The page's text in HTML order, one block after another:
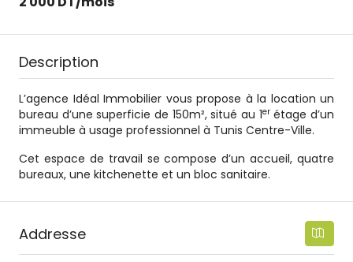
Description
L’agence Idéal Immobilier vous propose à la location un
bureau d’une superficie de 150m², situé au 1erétage d’un
immeuble à usage professionnel à Tunis Centre-Ville.
Cet espace de travail se compose d’un accueil, quatre
bureaux, une kitchenette et un bloc sanitaire.
Addresse